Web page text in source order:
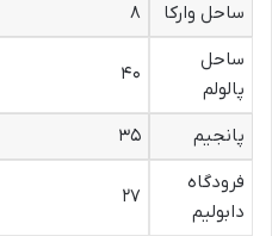
ساحل وارکا ۸
ساحل
پالولم
۴۰
پانجیم ۳۵
فرودگاه
دابولیم
۲۷